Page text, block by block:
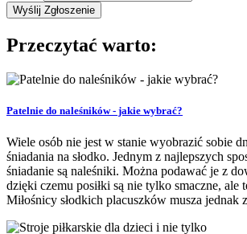
Przeczytać warto:
Patelnie do naleśników - jakie wybrać?
Wiele osób nie jest w stanie wyobrazić sobie
śniadania na słodko. Jednym z najlepszych
śniadanie są naleśniki. Można podawać je z
dzięki czemu posiłki są nie tylko smaczne, ale
Miłośnicy słodkich placuszków musza jednak